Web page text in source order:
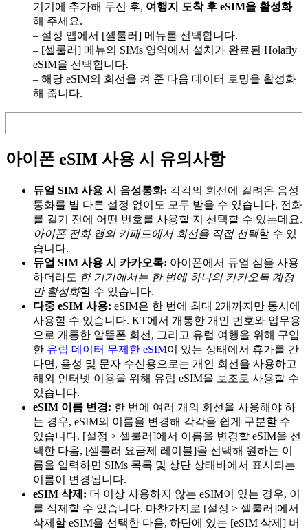
기기에 추가해 두신 후, 여행지 도착 후 eSIM을 활성화
해 주세요.
– 설정 앱에서 [셀룰러] 메뉴를 선택합니다.
– [셀룰러] 메뉴의 SIMs 영역에서 설치가 완료된 Holafly
eSIM을 선택합니다.
– 해당 eSIM의 회선을 켜 준 다음 데이터 로밍을 활성화
해 줍니다.
아이폰 eSIM 사용 시 유의사항
듀얼 SIM 사용 시 음성통화: 각각의 회선에 걸려온 음성
통화를 별 다른 설정 없이도 모두 받을 수 있습니다. 전화
를 걸기 전에 어떤 번호를 사용할 지 선택할 수 있는데요.
아이폰 전화 앱의 키패드에서 회선을 직접 선택할 수 있
습니다.
듀얼 SIM 사용 시 카카오톡: 아이폰에서 듀얼 심을 사용
하더라도 한 기기에서는 한 번에 하나의 카카오톡 계정
만 활성화할 수 있습니다.
다중 eSIM 사용: eSIM은 한 번에 최대 2개까지만 동시에
사용할 수 있습니다. KT에서 개통한 개인 번호와 업무용
으로 개통한 알뜰폰 회선, 그리고 유럽 여행을 위해 구입
한 유럽 데이터 무제한 eSIM이 있는 상태에서 휴가를 간
다면, 음성 및 문자 수신용으로는 개인 회선을 사용하고
해외 인터넷 이용을 위해 유럽 eSIM을 보조로 사용할 수
있습니다.
eSIM 이름 변경: 한 번에 여러 개의 회선을 사용해야 하
는 경우, eSIM의 이름을 변경해 각각을 쉽게 구분할 수
있습니다. [설정 > 셀룰러]에서 이름을 변경할 eSIM을 선
택한 다음, [셀룰러 요금제 레이블]을 선택해 원하는 이
름을 입력하면 SIMs 목록 및 상단 상태바에서 표시되는
이름이 변경됩니다.
eSIM 삭제: 더 이상 사용하지 않는 eSIM이 있는 경우, 이
를 삭제할 수 있습니다. 마찬가지로 [설정 > 셀룰러]에서
삭제할 eSIM을 선택한 다음, 하단에 있는 [eSIM 삭제] 버